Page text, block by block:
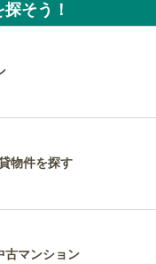
そう！
物件を探す
古マンション